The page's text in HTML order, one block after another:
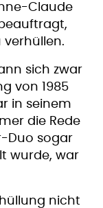
Claude
verhüllen.
sich zwar
von 1985
in seinem
die Rede
Duo sogar
wurde, war
nicht